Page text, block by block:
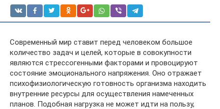
Современный мир ставит перед человеком большое
количество задач и целей, которые в совокупности
являются стрессогенными факторами и провоцируют
состояние эмоционального напряжения. Оно отражает
психофизиологическую готовность организма находить
внутренние ресурсы для осуществления намеченных
планов. Подобная нагрузка не может идти на пользу,